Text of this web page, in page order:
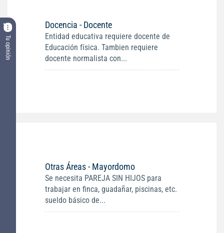
Tu opinión
Docencia - Docente
Entidad educativa requiere docente de
Educación física. Tambien requiere
docente normalista con...
Otras Áreas - Mayordomo
Se necesita PAREJA SIN HIJOS para
trabajar en finca, guadañar, piscinas, etc.
sueldo básico de...